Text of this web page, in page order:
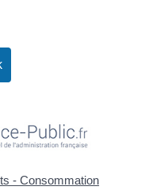
- Consommation